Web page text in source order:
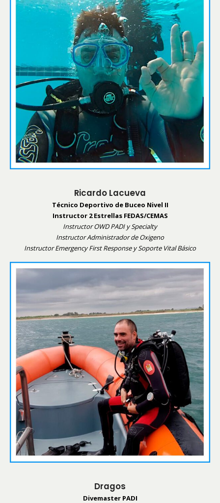
Ricardo Lacueva
Técnico Deportivo de Buceo Nivel II
Instructor 2 Estrellas FEDAS/CEMAS
Instructor OWD PADI y Specialty
Instructor Administrador de Oxigeno
Instructor Emergency First Response y Soporte Vital Básico
Dragos
Divemaster PADI